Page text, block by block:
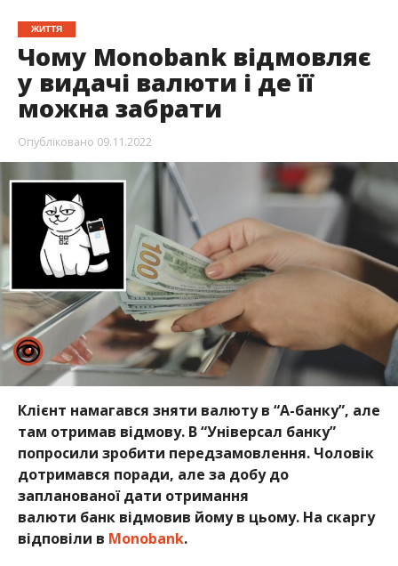
ЖИТТЯ
Чому Monobank відмовляє
у видачі валюти і де її
можна забрати
Опубліковано 09.11.2022
Клієнт намагався зняти валюту в “А-банку”, але
там отримав відмову. В “Універсал банку”
попросили зробити передзамовлення. Чоловік
дотримався поради, але за добу до
запланованої дати отримання
валюти банк відмовив йому в цьому. На скаргу
відповіли в Monobank.